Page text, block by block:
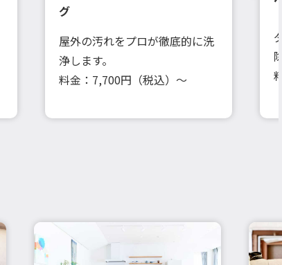
グ
屋外の汚れをプロが徹底的に洗
浄します。
料金：7,700円（税込）～